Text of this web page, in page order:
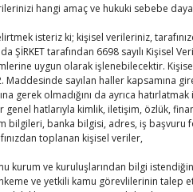
hangi amaç ve hukuki sebebe
isteriz ki; kişisel verileriniz,
ŞİRKET tarafından 6698 sayılı Kişisel
uygun olarak işlenebilecektir.
Maddesinde sayılan haller kapsamına
gerek olmadığını da ayrıca
genel hatlarıyla kimlik, iletişim, özlük,
bilgileri, banka bilgisi, adres, iş
toplanan kişisel veriler,
kurum ve kuruluşlarından bilgi
ve yetkili kamu görevlilerinin talep
Hisarcıklıoğlu Muğla
Meclis Üyeleri ile
Hisarcıklıoğlu Muğla
ziyaret etti